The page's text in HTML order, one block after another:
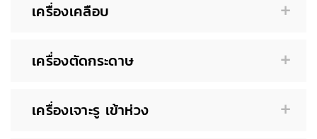
เครื่องเคลือบ
เครื่องตัดกระดาษ
เครื่องเจาะรู เข้าห่วง